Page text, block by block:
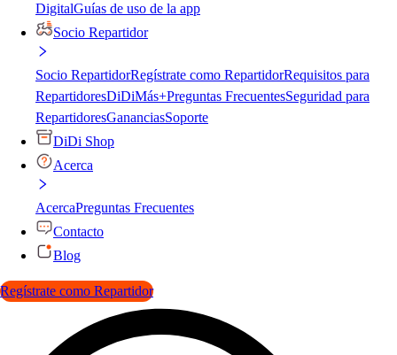
DigitalGuías de uso de la app
Socio Repartidor
Socio RepartidorRegístrate como RepartidorRequisitos para
RepartidoresDiDiMás+Preguntas FrecuentesSeguridad para
RepartidoresGananciasSoporte
DiDi Shop
Acerca
AcercaPreguntas Frecuentes
Contacto
Blog
Regístrate como Repartidor